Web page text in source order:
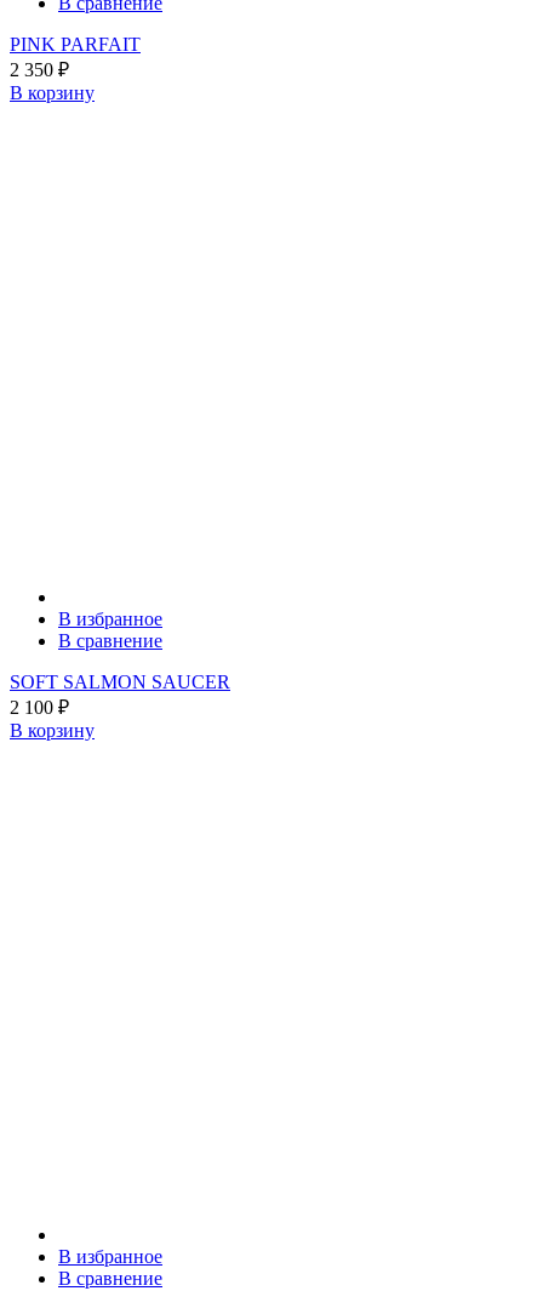
PINK PARFAIT
2 350 ₽
В корзину
В избранное
В сравнение
SOFT SALMON SAUCER
2 100 ₽
В корзину
В избранное
В сравнение